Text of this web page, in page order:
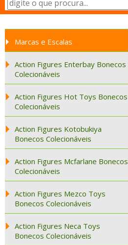
Marcas e Escalas
Action Figures Enterbay Bonecos
Colecionáveis
Action Figures Hot Toys Bonecos
Colecionáveis
Action Figures Kotobukiya
Bonecos Colecionáveis
Action Figures Mcfarlane Bonecos
Colecionáveis
Action Figures Mezco Toys
Bonecos Colecionáveis
Action Figures Neca Toys
Bonecos Colecionáveis